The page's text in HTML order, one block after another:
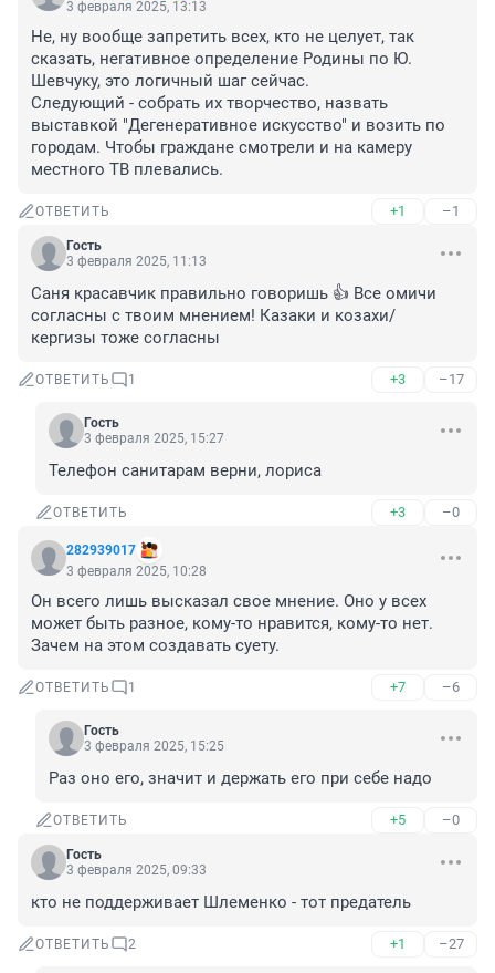
3 февраля 2025, 13:13
Не, ну вообще запретить всех, кто не целует, так
сказать, негативное определение Родины по Ю.
Шевчуку, это логичный шаг сейчас.
Следующий - собрать их творчество, назвать
выставкой "Дегенеративное искусство" и возить по
городам. Чтобы граждане смотрели и на камеру
местного ТВ плевались.
ОТВЕТИТЬ +1 –1
Гость
3 февраля 2025, 11:13
Саня красавчик правильно говоришь 👍 Все омичи
согласны с твоим мнением! Казаки и козахи/
кергизы тоже согласны
ОТВЕТИТЬ 1 +3 –17
Гость
3 февраля 2025, 15:27
Телефон санитарам верни, лориса
ОТВЕТИТЬ +3 –0
282939017
3 февраля 2025, 10:28
Он всего лишь высказал свое мнение. Оно у всех
может быть разное, кому-то нравится, кому-то нет.
Зачем на этом создавать суету.
ОТВЕТИТЬ 1 +7 –6
Гость
3 февраля 2025, 15:25
Раз оно его, значит и держать его при себе надо
ОТВЕТИТЬ +5 –0
Гость
3 февраля 2025, 09:33
кто не поддерживает Шлеменко - тот предатель
ОТВЕТИТЬ 2 +1 –27